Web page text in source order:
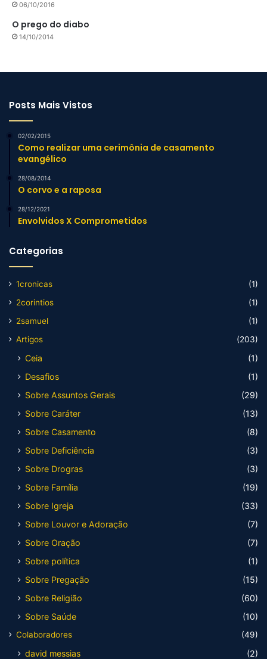
06/10/2016
O prego do diabo
14/10/2014
Posts Mais Vistos
02/02/2015
Como realizar uma cerimônia de casamento
evangélico
28/08/2014
O corvo e a raposa
28/12/2021
Envolvidos X Comprometidos
Categorias
1cronicas
(1)
2corintios
(1)
2samuel
(1)
Artigos
(203)
Ceia
(1)
Desafios
(1)
Sobre Assuntos Gerais
(29)
Sobre Caráter
(13)
Sobre Casamento
(8)
Sobre Deficiência
(3)
Sobre Drogras
(3)
Sobre Família
(19)
Sobre Igreja
(33)
Sobre Louvor e Adoração
(7)
Sobre Oração
(7)
Sobre política
(1)
Sobre Pregação
(15)
Sobre Religião
(60)
Sobre Saúde
(10)
Colaboradores (49)
david messias
(2)